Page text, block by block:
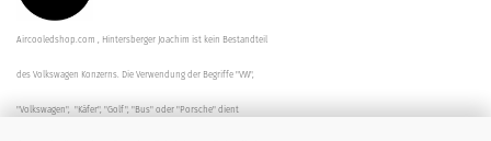
Aircooledshop.com , Hintersberger Joachim ist kein Bestandteil
des Volkswagen Konzerns. Die Verwendung der Begriffe "VW",
"Volkswagen", "Käfer", "Golf", "Bus" oder "Porsche" dient